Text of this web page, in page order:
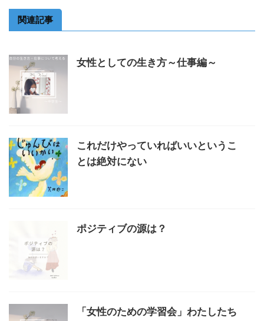
関連記事
女性としての生き方～仕事編～
これだけやっていればいいというこ
とは絶対にない
ポジティブの源は？
「女性のための学習会」わたしたち